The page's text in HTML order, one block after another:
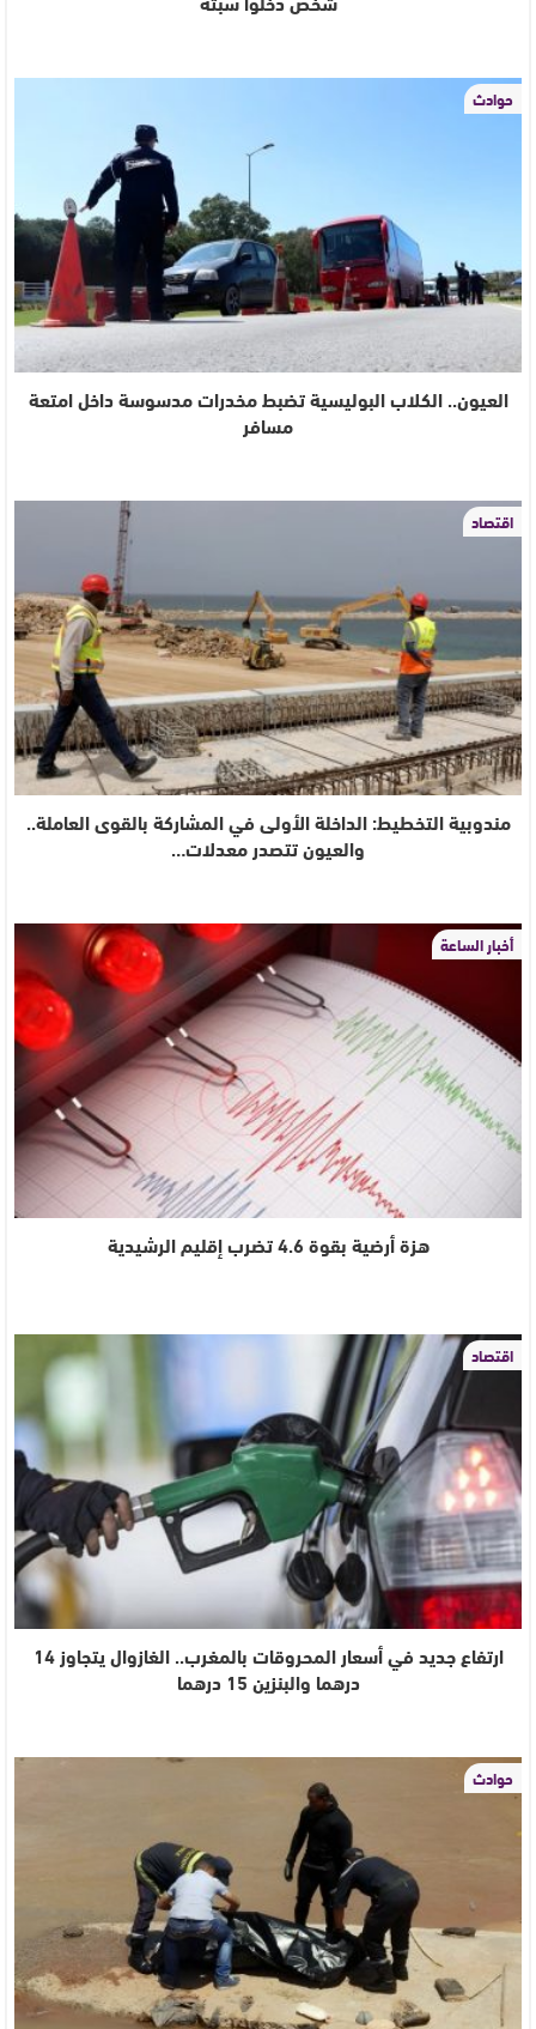
حوادث
العيون.. الكلاب البوليسية تضبط مخدرات مدسوسة داخل امتعة
مسافر
اقتصاد
مندوبية التخطيط: الداخلة الأولى في المشاركة بالقوى العاملة..
والعيون تتصدر معدلات…
أخبار الساعة
هزة أرضية بقوة 4.6 تضرب إقليم الرشيدية
اقتصاد
ارتفاع جديد في أسعار المحروقات بالمغرب.. الغازوال يتجاوز 14
درهما والبنزين 15 درهما
حوادث